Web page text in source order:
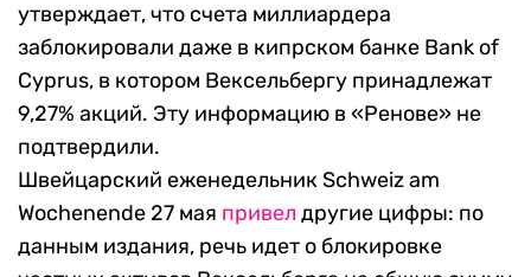
утверждает, что счета миллиардера
заблокировали даже в кипрском банке Bank of
Cyprus, в котором Вексельбергу принадлежат
9,27% акций. Эту информацию в «Ренове» не
подтвердили.
Швейцарский еженедельник Schweiz am
Wochenende 27 мая привел другие цифры: по
данным издания, речь идет о блокировке